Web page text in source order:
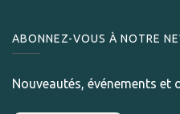
ABONNEZ-VOUS À NOTRE
Nouveautés, événements et